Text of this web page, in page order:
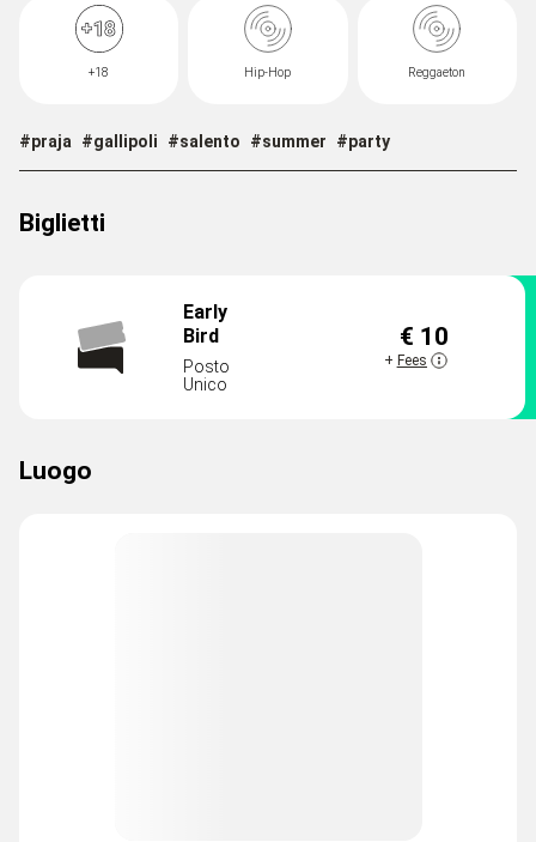
+18 Hip-Hop Reggaeton
#praja #gallipoli #salento #summer #party
Biglietti
Early
Bird
Posto
Unico
€ 10
+ Fees
DISPONIBILI
Luogo